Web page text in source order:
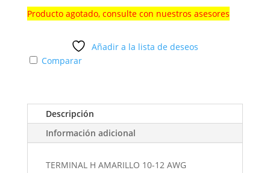
Producto agotado, consulte con nuestros asesores
Añadir a la lista de deseos
Comparar
Descripción
Información adicional
TERMINAL H AMARILLO 10-12 AWG